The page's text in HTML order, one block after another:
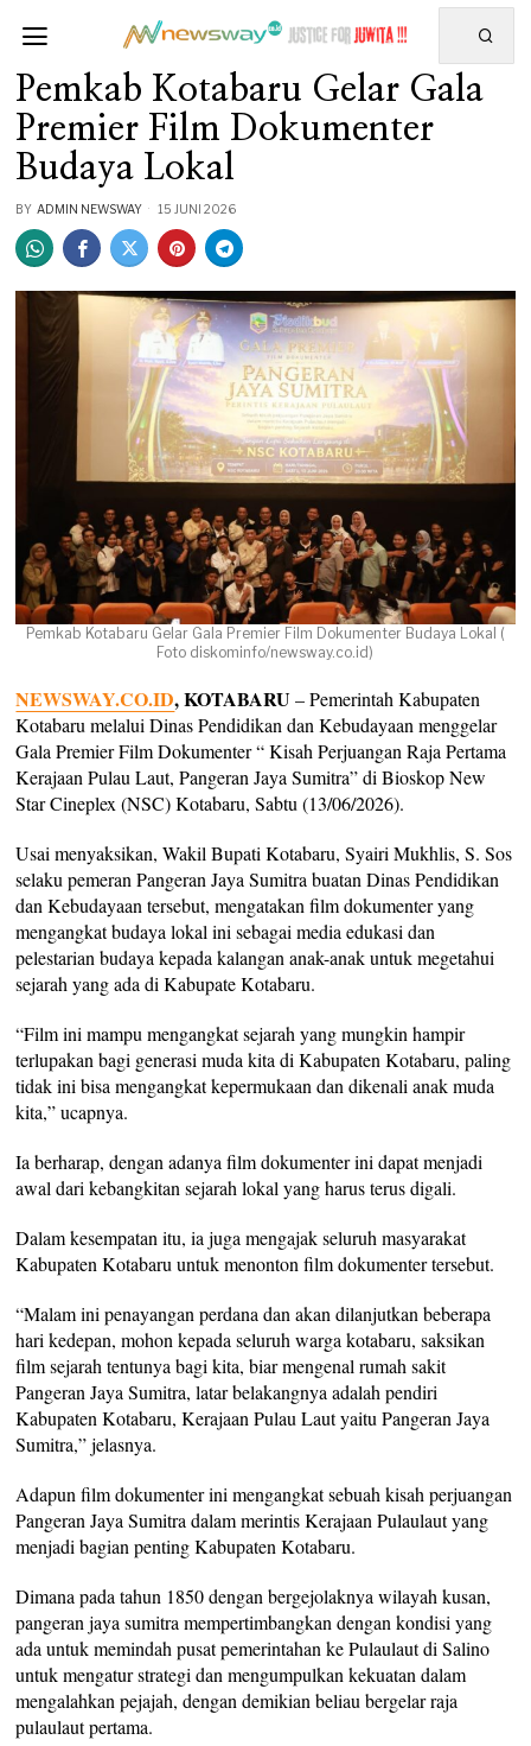
Pemkab Kotabaru Gelar Gala
Premier Film Dokumenter
Budaya Lokal
BY ADMIN NEWSWAY 15 JUNI 2026
Pemkab Kotabaru Gelar Gala Premier Film Dokumenter Budaya Lokal (
Foto diskominfo/newsway.co.id)
NEWSWAY.CO.ID, KOTABARU– Pemerintah Kabupaten
Kotabaru melalui Dinas Pendidikan dan Kebudayaan menggelar
Gala Premier Film Dokumenter “ Kisah Perjuangan Raja Pertama
Kerajaan Pulau Laut, Pangeran Jaya Sumitra” di Bioskop New
Star Cineplex (NSC) Kotabaru, Sabtu (13/06/2026).
Usai menyaksikan, Wakil Bupati Kotabaru, Syairi Mukhlis, S. Sos
selaku pemeran Pangeran Jaya Sumitra buatan Dinas Pendidikan
dan Kebudayaan tersebut, mengatakan film dokumenter yang
mengangkat budaya lokal ini sebagai media edukasi dan
pelestarian budaya kepada kalangan anak-anak untuk megetahui
sejarah yang ada di Kabupate Kotabaru.
“Film ini mampu mengangkat sejarah yang mungkin hampir
terlupakan bagi generasi muda kita di Kabupaten Kotabaru, paling
tidak ini bisa mengangkat kepermukaan dan dikenali anak muda
kita,” ucapnya.
Ia berharap, dengan adanya film dokumenter ini dapat menjadi
awal dari kebangkitan sejarah lokal yang harus terus digali.
Dalam kesempatan itu, ia juga mengajak seluruh masyarakat
Kabupaten Kotabaru untuk menonton film dokumenter tersebut.
“Malam ini penayangan perdana dan akan dilanjutkan beberapa
hari kedepan, mohon kepada seluruh warga kotabaru, saksikan
film sejarah tentunya bagi kita, biar mengenal rumah sakit
Pangeran Jaya Sumitra, latar belakangnya adalah pendiri
Kabupaten Kotabaru, Kerajaan Pulau Laut yaitu Pangeran Jaya
Sumitra,” jelasnya.
Adapun film dokumenter ini mengangkat sebuah kisah perjuangan
Pangeran Jaya Sumitra dalam merintis Kerajaan Pulaulaut yang
menjadi bagian penting Kabupaten Kotabaru.
Dimana pada tahun 1850 dengan bergejolaknya wilayah kusan,
pangeran jaya sumitra mempertimbangkan dengan kondisi yang
ada untuk memindah pusat pemerintahan ke Pulaulaut di Salino
untuk mengatur strategi dan mengumpulkan kekuatan dalam
mengalahkan pejajah, dengan demikian beliau bergelar raja
pulaulaut pertama.